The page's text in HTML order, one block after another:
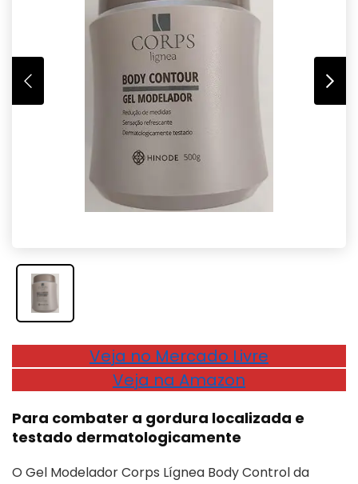
Veja no Mercado Livre
Veja na Amazon
Para combater a gordura localizada e
testado dermatologicamente
O Gel Modelador Corps Lígnea Body Control da